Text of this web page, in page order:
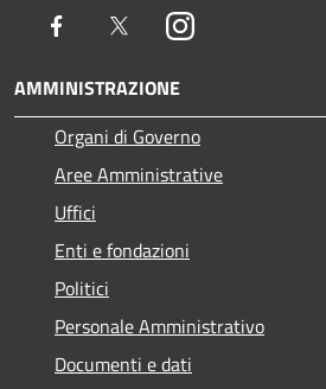
Facebook TwitterInstagram
AMMINISTRAZIONE
Organi di Governo
Aree Amministrative
Uffici
Enti e fondazioni
Politici
Personale Amministrativo
Documenti e dati